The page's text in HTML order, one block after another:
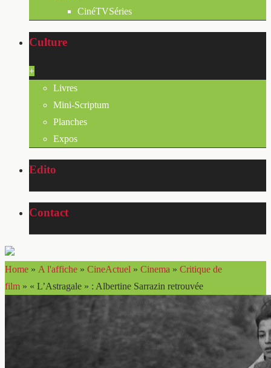
CinéTVSéries
Culture
+
Livres
Mini-Scriptum
Planches
Expos
Edito
Contact
Home » A l'affiche » CineActuel » Cinema » Critique de
film » « L’Astragale » : Albertine Sarrazin retrouvée